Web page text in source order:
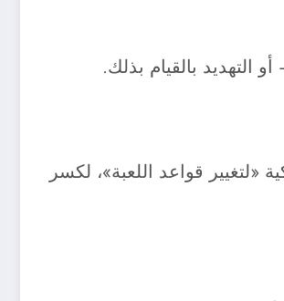
بالقيام بذلك.
«لتغيير قواعد اللعبة»، لكسر